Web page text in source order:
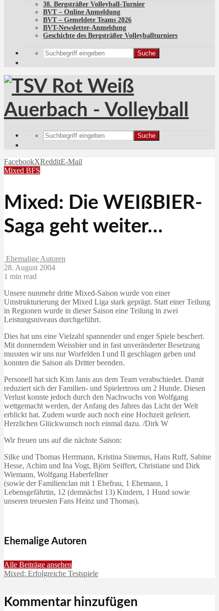
38. Bergsträßer Volleyball-Turnier
BVT – Online Anmeldung
BVT – Gemeldete Teams 2026
BVT-Newsletter-Anmeldung
Geschichte des Bergsträßer Volleyballturniers
Suche
Suche
FacebookXRedditE-Mail
Mixed BFS
Mixed: Die WEIßBIER-
Saga geht weiter…
Ehemalige Autoren
28. August 2004
1 min read
Unsere nunmehr dritte Mixed-Saison wurde von einer
Umstrukturierung der Mixed Liga stark geprägt. Statt einer Teilung
in Regionen wurde in dieser Saison eine Teilung in zwei
Leistungsniveaus durchgeführt.
Dies hat uns eine Vielzahl spannender und enger Spiele beschert.
Mit donnerndem Weissbier und in fast unveränderter Besetzung
mussten wir uns nur Worfelden I und II geschlagen geben und
konnten die Saison als Dritter beenden.
Personell hat sich Kim Janis aus dem Team verabschiedet. Damit
reduziert sich der Familien- und Spielertross um 2 Hunde. Diesen
Verlust konnte jedoch durch den Nachwuchs von Wolfgang
wettgemacht werden, der Anfang des Jahres das Licht der Welt
erblickt hat. Zudem wurde auch noch eine Hochzeit gefeiert.
Herzlichen Glückwunsch noch einmal dazu. /Dirk W
Wir freuen uns auf die nächste Saison:
Silke und Thomas Herrmann, Kristina Sinemus, Hans Ruff, Sabine
Hesse, Achim und Ina Vogt, Björn Seiffert, Christiane und Dirk
Wiemann, Wolfgang Haberfellner
(sowie der Familienclan mit 1 Ehefrau, 1 Ehemann, 1
Lebensgefährtin, 12 (demnächst 13) Kindern, 1 Hund sowie
unseren treuesten Fans Heinz und Thomas).
Ehemalige Autoren
Alle Beiträge ansehen
Mixed: Erfolgreiche Testspiele
Kommentar hinzufügen